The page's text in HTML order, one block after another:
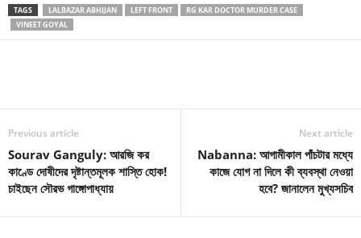
TAGS LALBAZAR ABHIJAN LEFT FRONT
RG KAR DOCTOR MURDER CASE
VINEET GOYAL
Previous article
Sourav Ganguly: আরজি কর
কাণ্ডে দোষীদের দৃষ্টান্তমূলক শাস্তি হোক!
চাইছেন সৌরভ গাঙ্গোপাধ্যায়
Next article
Nabanna: আগামীকাল পাঁচটার মধ্যে
কাজে যোগ না দিলে কী ব্যবস্থা নেওয়া
হবে? জানালেন মুখ্যসচিব